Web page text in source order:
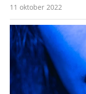
11 oktober 2022